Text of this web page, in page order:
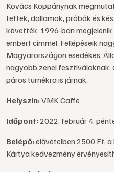
Kovács Koppánynak
tettek, dallamok, próbák és
követték. 1996-ban
embert címmel. Fellépéseik
Magyarországon esedékes.
nagyobb zenei fesztiváloknak.
páros turnékra is járnak.
Helyszín:VMK Caffé
Időpont:2022. február 4.
Belépő:elővételben 2500 Ft,
Kártya kedvezmény